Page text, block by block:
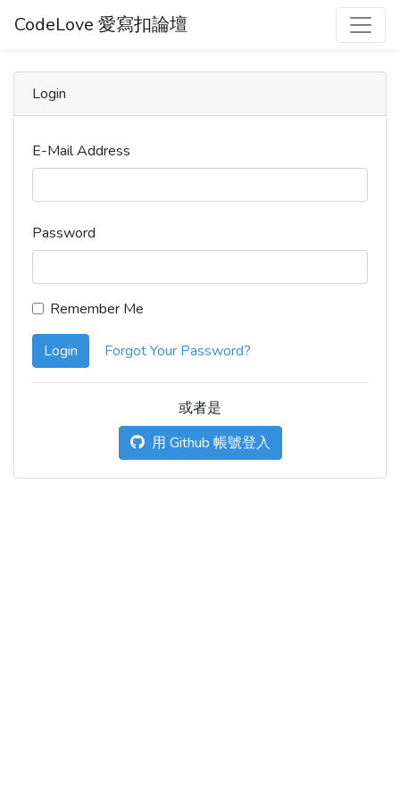
CodeLove 愛寫扣論壇
Login
E-Mail Address
Password
Remember Me
Login Forgot Your Password?
或者是
用 Github 帳號登入